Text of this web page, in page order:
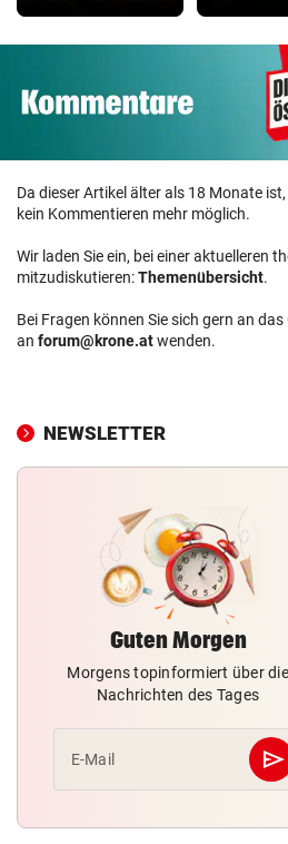
Da dieser Artikel älter als 18 Monate
kein Kommentieren mehr möglich.
Wir laden Sie ein, bei einer aktuelleren
mitzudiskutieren:Themenübersicht.
Bei Fragen können Sie sich gern an
an forum@krone.atwenden.
NEWSLETTER
Guten Morgen
Morgens topinformiert über die
Nachrichten des Tages
E-Mail send